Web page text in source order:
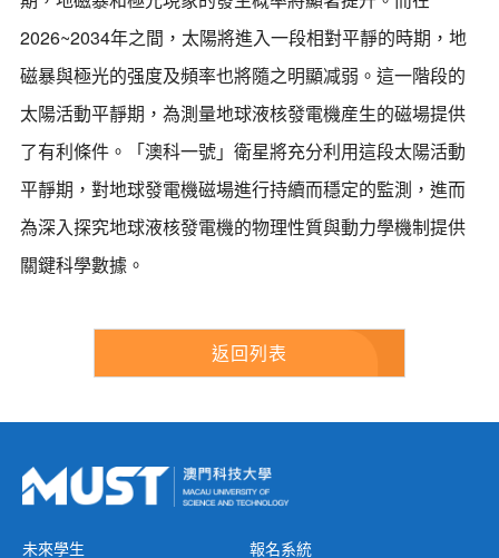
2026~2034年之間，太陽將進入一段相對平靜的時期，地
磁暴與極光的强度及頻率也將隨之明顯减弱。這一階段的
太陽活動平靜期，為測量地球液核發電機産生的磁場提供
了有利條件。「澳科一號」衛星將充分利用這段太陽活動
平靜期，對地球發電機磁場進行持續而穩定的監測，進而
為深入探究地球液核發電機的物理性質與動力學機制提供
關鍵科學數據。
返回列表
未來學生 報名系統